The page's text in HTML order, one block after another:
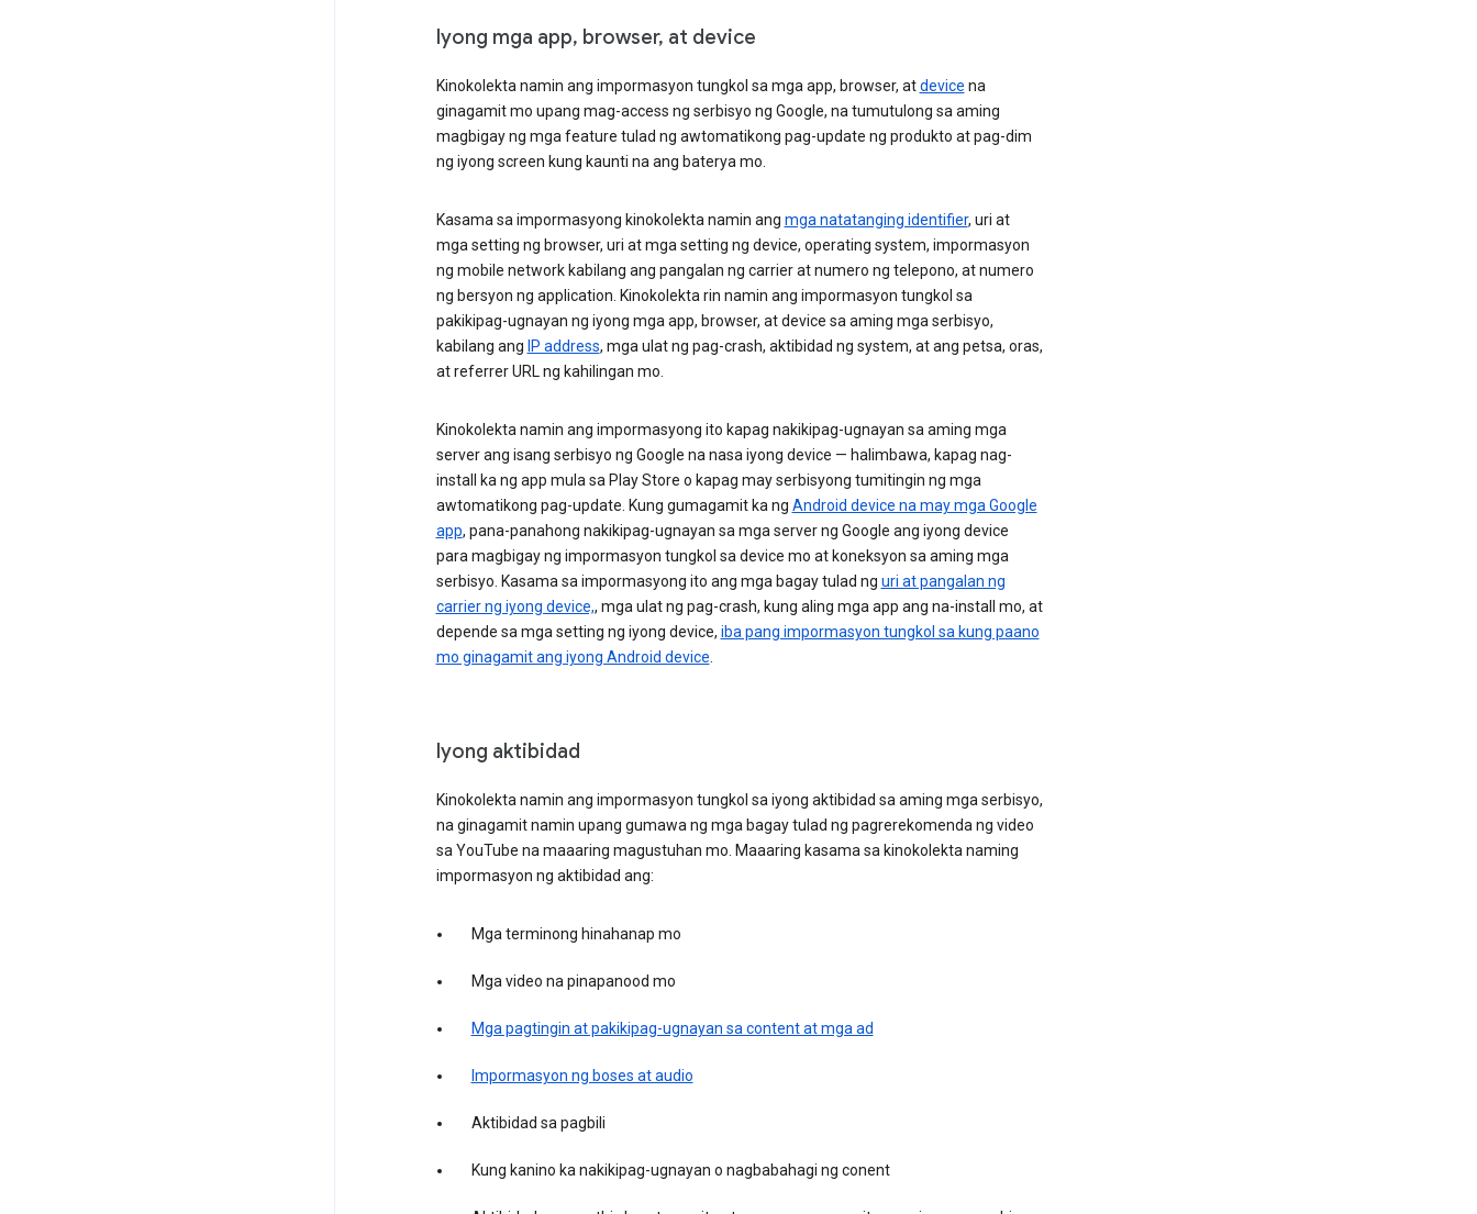
Iyong mga app, browser, at device
Kinokolekta namin ang impormasyon tungkol sa mga app, browser, atdevice na
ginagamit mo upang mag-access ng serbisyo ng Google, na tumutulong sa aming
magbigay ng mga feature tulad ng awtomatikong pag-update ng produkto at pag-dim
ng iyong screen kung kaunti na ang baterya mo.
Kasama sa impormasyong kinokolekta namin ang mga natatanging identifier, uri at
mga setting ng browser, uri at mga setting ng device, operating system, impormasyon
ng mobile network kabilang ang pangalan ng carrier at numero ng telepono, at numero
ng bersyon ng application. Kinokolekta rin namin ang impormasyon tungkol sa
pakikipag-ugnayan ng iyong mga app, browser, at device sa aming mga serbisyo,
kabilang ang IP address, mga ulat ng pag-crash, aktibidad ng system, at ang petsa, oras,
at referrer URL ng kahilingan mo.
Kinokolekta namin ang impormasyong ito kapag nakikipag-ugnayan sa aming mga
server ang isang serbisyo ng Google na nasa iyong device — halimbawa, kapag nag-
install ka ng app mula sa Play Store o kapag may serbisyong tumitingin ng mga
awtomatikong pag-update. Kung gumagamit ka ng Android device na may mga Google
app, pana-panahong nakikipag-ugnayan sa mga server ng Google ang iyong device
para magbigay ng impormasyon tungkol sa device mo at koneksyon sa aming mga
serbisyo. Kasama sa impormasyong ito ang mga bagay tulad ng uri at pangalan ng
carrier ng iyong device,, mga ulat ng pag-crash, kung aling mga app ang na-install mo, at
depende sa mga setting ng iyong device, iba pang impormasyon tungkol sa kung paano
mo ginagamit ang iyong Android device.
Iyong aktibidad
Kinokolekta namin ang impormasyon tungkol sa iyong aktibidad sa aming mga serbisyo,
na ginagamit namin upang gumawa ng mga bagay tulad ng pagrerekomenda ng video
sa YouTube na maaaring magustuhan mo. Maaaring kasama sa kinokolekta naming
impormasyon ng aktibidad ang:
Mga terminong hinahanap mo
Mga video na pinapanood mo
Mga pagtingin at pakikipag-ugnayan sa content at mga ad
Impormasyon ng boses at audio
Aktibidad sa pagbili
Kung kanino ka nakikipag-ugnayan o nagbabahagi ng conent